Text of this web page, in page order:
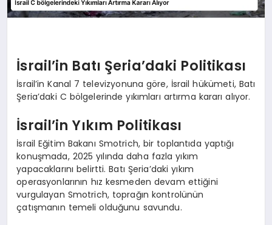
İsrail’in Batı Şeria’daki Politikası
İsrail’in Kanal 7 televizyonuna göre, İsrail hükümeti, Batı
Şeria’daki C bölgelerinde yıkımları artırma kararı alıyor.
İsrail’in Yıkım Politikası
İsrail Eğitim Bakanı Smotrich, bir toplantıda yaptığı
konuşmada, 2025 yılında daha fazla yıkım
yapacaklarını belirtti. Batı Şeria’daki yıkım
operasyonlarının hız kesmeden devam ettiğini
vurgulayan Smotrich, toprağın kontrolünün
çatışmanın temeli olduğunu savundu.